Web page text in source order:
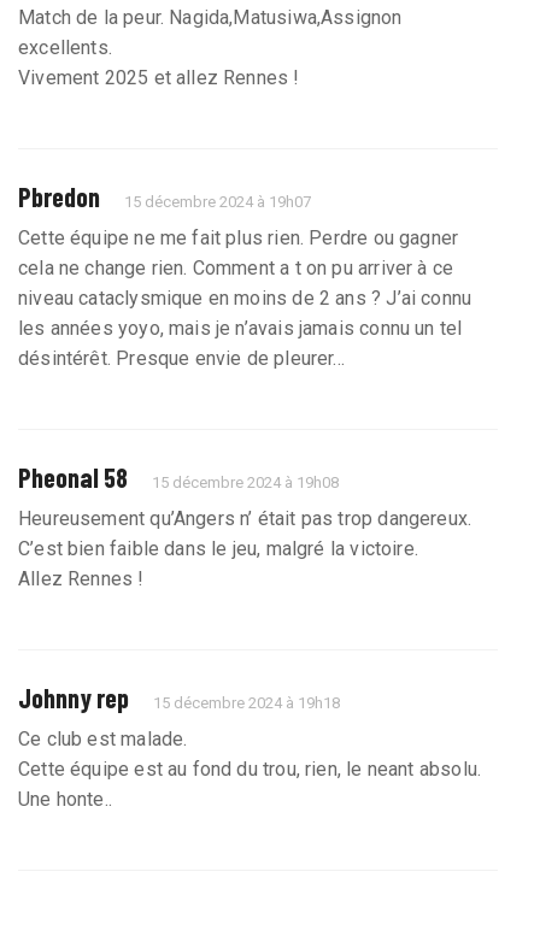
Match de la peur. Nagida,Matusiwa,Assignon
excellents.
Vivement 2025 et allez Rennes !
Pbredon 15 décembre 2024 à 19h07
Cette équipe ne me fait plus rien. Perdre ou gagner
cela ne change rien. Comment a t on pu arriver à ce
niveau cataclysmique en moins de 2 ans ? J’ai connu
les années yoyo, mais je n’avais jamais connu un tel
désintérêt. Presque envie de pleurer...
Pheonal 58 15 décembre 2024 à 19h08
Heureusement qu’Angers n’ était pas trop dangereux.
C’est bien faible dans le jeu, malgré la victoire.
Allez Rennes !
Johnny rep 15 décembre 2024 à 19h18
Ce club est malade.
Cette équipe est au fond du trou, rien, le neant absolu.
Une honte..